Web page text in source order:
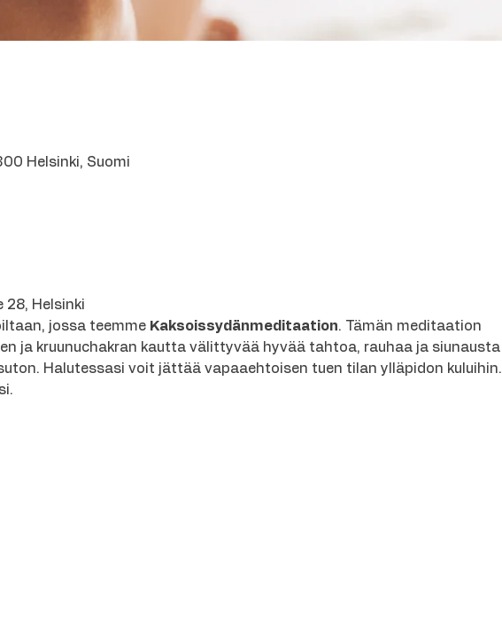
Helsinki, Suomi
28, Helsinki
jossa teemme Kaksoissydänmeditaation. Tämän meditaation
ja kruunuchakran kautta välittyvää hyvää tahtoa, rauhaa ja siunausta
Halutessasi voit jättää vapaaehtoisen tuen tilan ylläpidon kuluihin.